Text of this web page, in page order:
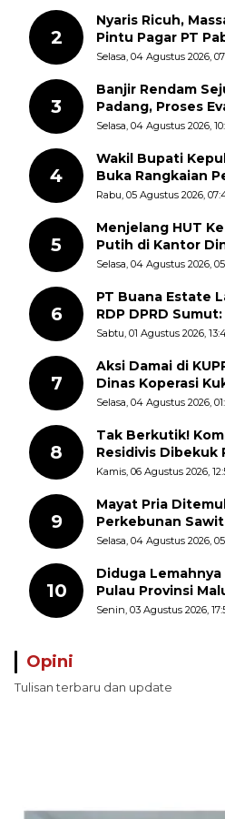
2
Nyaris Ricuh,
Pintu Pagar PT
Selasa, 04 Agustus 2026,
3
Banjir Rendam
Padang, Proses
Berlangsung
Selasa, 04 Agustus 2026,
4
Wakil Bupati
Buka Rangkaian
Kemerdekaan RI,
Rabu, 05 Agustus 2026,
5
Menjelang HUT
Putih di Kantor
Disorot Warga
Selasa, 04 Agustus 2026,
6
PT Buana Estate
RDP DPRD
Batas Sepihak
Sabtu, 01 Agustus 2026,
7
Aksi Damai di
Dinas Koperasi
dan Kesempatan
Selasa, 04 Agustus 2026,
8
Tak Berkutik!
Residivis Dibekuk
Curanmor Di
Kamis, 06 Agustus 2026,
9
Mayat Pria
Perkebunan
Polisi Selidiki
Selasa, 04 Agustus 2026,
10
Diduga
Pulau Provinsi
Pungli terhadap
Senin, 03 Agustus 2026,
Opini
Tulisan terbaru dan update